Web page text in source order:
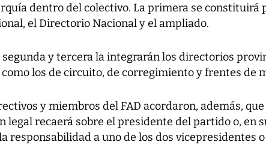
dentro del colectivo. La primera se constituirá
el Directorio Nacional y el ampliado.
y tercera la integrarán los directorios
los de circuito, de corregimiento y frentes de
y miembros del FAD acordaron, además,
legal recaerá sobre el presidente del partido o, en
responsabilidad a uno de los dos vicepresidentes